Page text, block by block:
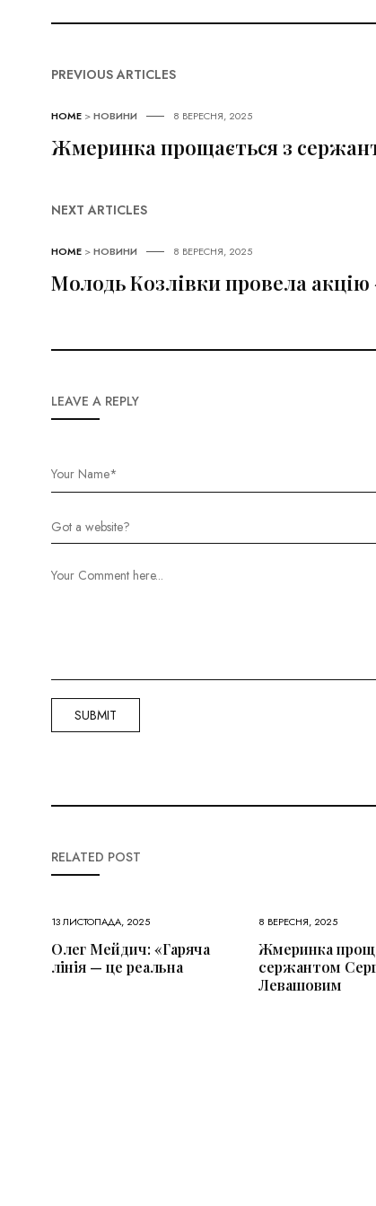
PREVIOUS ARTICLES
HOME >НОВИНИ 8 ВЕРЕСНЯ, 2025
Жмеринка прощається з
NEXT ARTICLES
HOME >НОВИНИ 8 ВЕРЕСНЯ, 2025
Молодь Козлівки провела
LEAVE A REPLY
RELATED POST
13 ЛИСТОПАДА, 2025
Олег Мейдич: «Гаряча
лінія — це реальна
8 ВЕРЕСНЯ, 2025
Жмеринка
сержантом
Левашовим